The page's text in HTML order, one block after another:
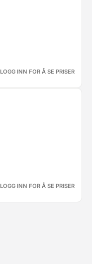
LOGG INN FOR Å SE PRISER
LOGG INN FOR Å SE PRISER